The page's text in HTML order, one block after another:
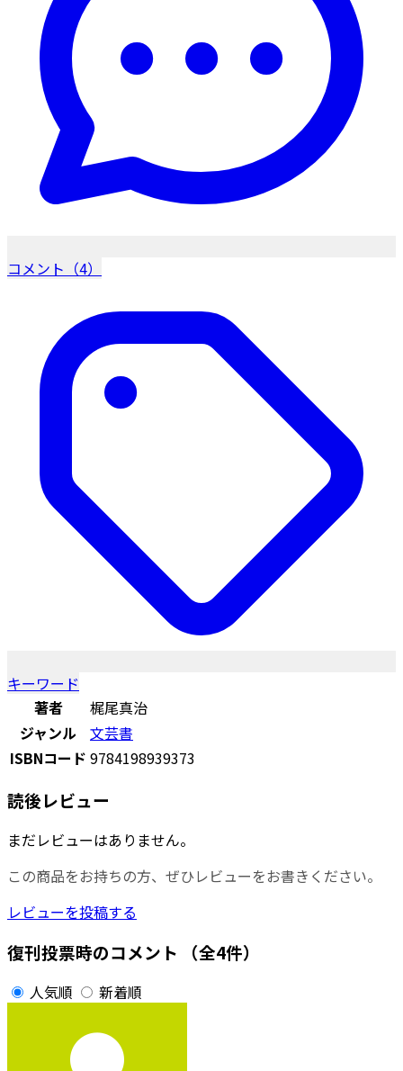
コメント（4）
キーワード
著者
梶尾真治
ジャンル
文芸書
ISBNコード 9784198939373
読後レビュー
まだレビューはありません。
この商品をお持ちの方、ぜひレビューをお書きください。
レビューを投稿する
復刊投票時のコメント （全4件）
人気順 新着順